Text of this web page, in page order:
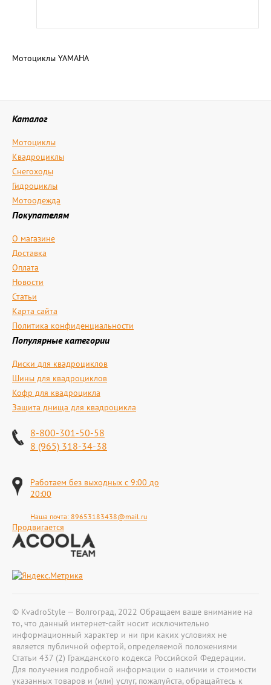
Мотоциклы YAMAHA
Каталог
Мотоциклы
Квадроциклы
Снегоходы
Гидроциклы
Мотоодежда
Покупателям
О магазине
Доставка
Оплата
Новости
Статьи
Карта сайта
Политика конфиденциальности
Популярные категории
Диски для квадроциклов
Шины для квадроциклов
Кофр для квадроцикла
Защита днища для квадроцикла
8-800-301-50-58
8 (965) 318-34-38
Работаем без выходных с 9:00 до
20:00
Наша почта: 89653183438@mail.ru
Продвигается
© KvadroStyle — Волгоград, 2022 Обращаем ваше внимание на
то, что данный интернет-сайт носит исключительно
информационный характер и ни при каких условиях не
является публичной офертой, определяемой положениями
Статьи 437 (2) Гражданского кодекса Российской Федерации.
Для получения подробной информации о наличии и стоимости
указанных товаров и (или) услуг, пожалуйста, обращайтесь к